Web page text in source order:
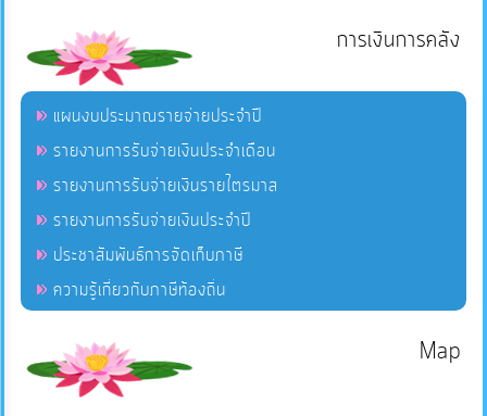
การเงินการคลัง
แผนงบประมาณรายจ่ายประจำปี
รายงานการรับจ่ายเงินประจำเดือน
รายงานการรับจ่ายเงินรายไตรมาส
รายงานการรับจ่ายเงินประจำปี
ประชาสัมพันธ์การจัดเก็บภาษี
ความรู้เกี่ยวกับภาษีท้องถิ่น
Map